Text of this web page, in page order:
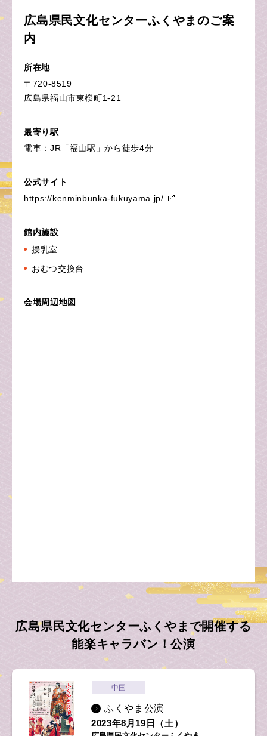
広島県民文化センターふくやまのご案
内
所在地
〒720-8519
広島県福山市東桜町1-21
最寄り駅
電車：JR「福山駅」から徒歩4分
公式サイト
https://kenminbunka-fukuyama.jp/
館内施設
授乳室
おむつ交換台
会場周辺地図
広島県民文化センターふくやまで開催する
能楽キャラバン！公演
中国
ふくやま公演
2023年8月19日（土）